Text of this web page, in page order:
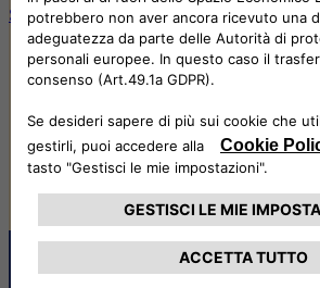
Scopri le soluzioni di guida